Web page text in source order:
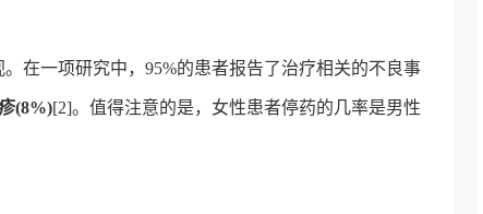
在一项研究中，95%的患者报告了治疗相关的不良事
(8%)[2]。值得注意的是，女性患者停药的几率是男性